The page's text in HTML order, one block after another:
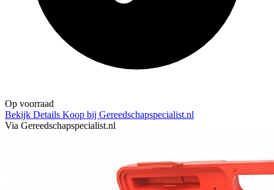
Op voorraad
Bekijk Details Koop bij Gereedschapspecialist.nl
Via Gereedschapspecialist.nl